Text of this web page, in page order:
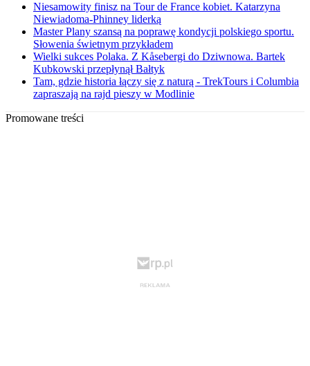
Niesamowity finisz na Tour de France kobiet. Katarzyna
Niewiadoma-Phinney liderką
Master Plany szansą na poprawę kondycji polskiego sportu.
Słowenia świetnym przykładem
Wielki sukces Polaka. Z Kåsebergi do Dziwnowa. Bartek
Kubkowski przepłynął Bałtyk
Tam, gdzie historia łączy się z naturą - TrekTours i Columbia
zapraszają na rajd pieszy w Modlinie
Promowane treści